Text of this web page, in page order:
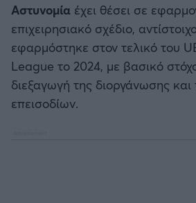
Ρεάλ Μαδρίτης
Ατλέτικο Μαδρίτης
Μάντσεστερ Γιουνάιτεντ
Αστυνομία έχει θέσει σε
επιχειρησιακό σχέδιο,
εφαρμόστηκε στον τελικό του
League το 2024, με βασικό
διεξαγωγή της διοργάνωσης
επεισοδίων.